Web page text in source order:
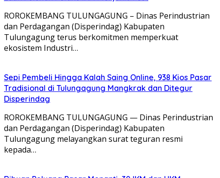
​ROROKEMBANG TULUNGAGUNG – Dinas Perindustrian
dan Perdagangan (Disperindag) Kabupaten
Tulungagung terus berkomitmen memperkuat
ekosistem Industri…
Sepi Pembeli Hingga Kalah Saing Online, 938 Kios Pasar
Tradisional di Tulungagung Mangkrak dan Ditegur
Disperindag
ROROKEMBANG TULUNGAGUNG — Dinas Perindustrian
dan Perdagangan (Disperindag) Kabupaten
Tulungagung melayangkan surat teguran resmi
kepada…